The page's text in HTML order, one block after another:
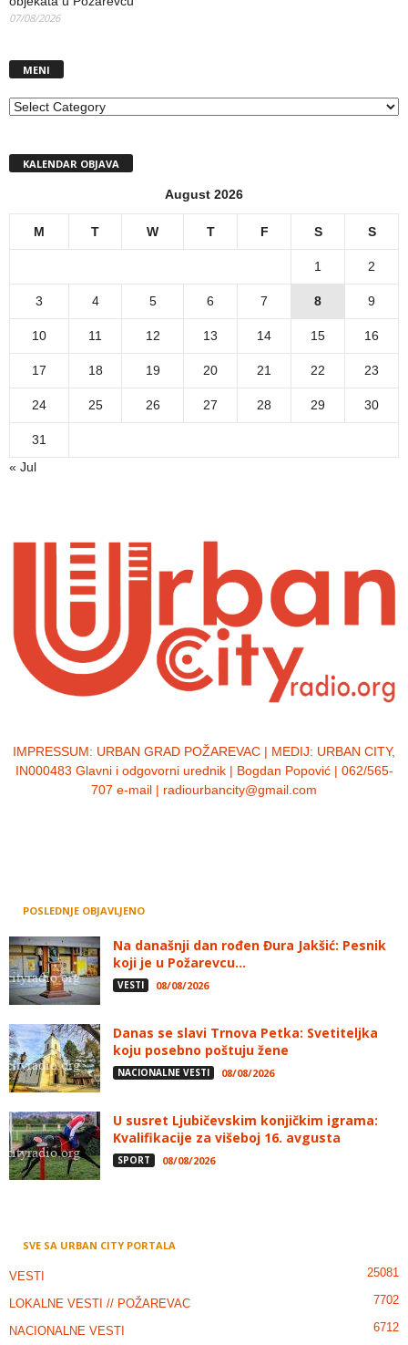
07/08/2026
MENI
MENI
KALENDAR OBJAVA
August 2026
M T W T F S S
1 2
3 4 5 6 7 8 9
10 11 12 13 14 15 16
17 18 19 20 21 22 23
24 25 26 27 28 29 30
31
« Jul
IMPRESSUM: URBAN GRAD POŽAREVAC | MEDIJ: URBAN CITY,
IN000483 Glavni i odgovorni urednik | Bogdan Popović | 062/565-
707 e-mail | radiourbancity@gmail.com
POSLEDNJE OBJAVLJENO
Na današnji dan rođen Đura Jakšić: Pesnik
koji je u Požarevcu...
VESTI 08/08/2026
Danas se slavi Trnova Petka: Svetiteljka
koju posebno poštuju žene
NACIONALNE VESTI 08/08/2026
U susret Ljubičevskim konjičkim igrama:
Kvalifikacije za višeboj 16. avgusta
SPORT 08/08/2026
SVE SA URBAN CITY PORTALA
VESTI 25081
LOKALNE VESTI // POŽAREVAC 7702
NACIONALNE VESTI 6712